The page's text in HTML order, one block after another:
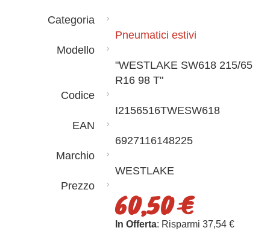
Categoria
Pneumatici estivi
Modello
"WESTLAKE SW618 215/65
R16 98 T"
Codice
I2156516TWESW618
EAN
6927116148225
Marchio
WESTLAKE
Prezzo
60,50 €
In Offerta: Risparmi 37,54 €